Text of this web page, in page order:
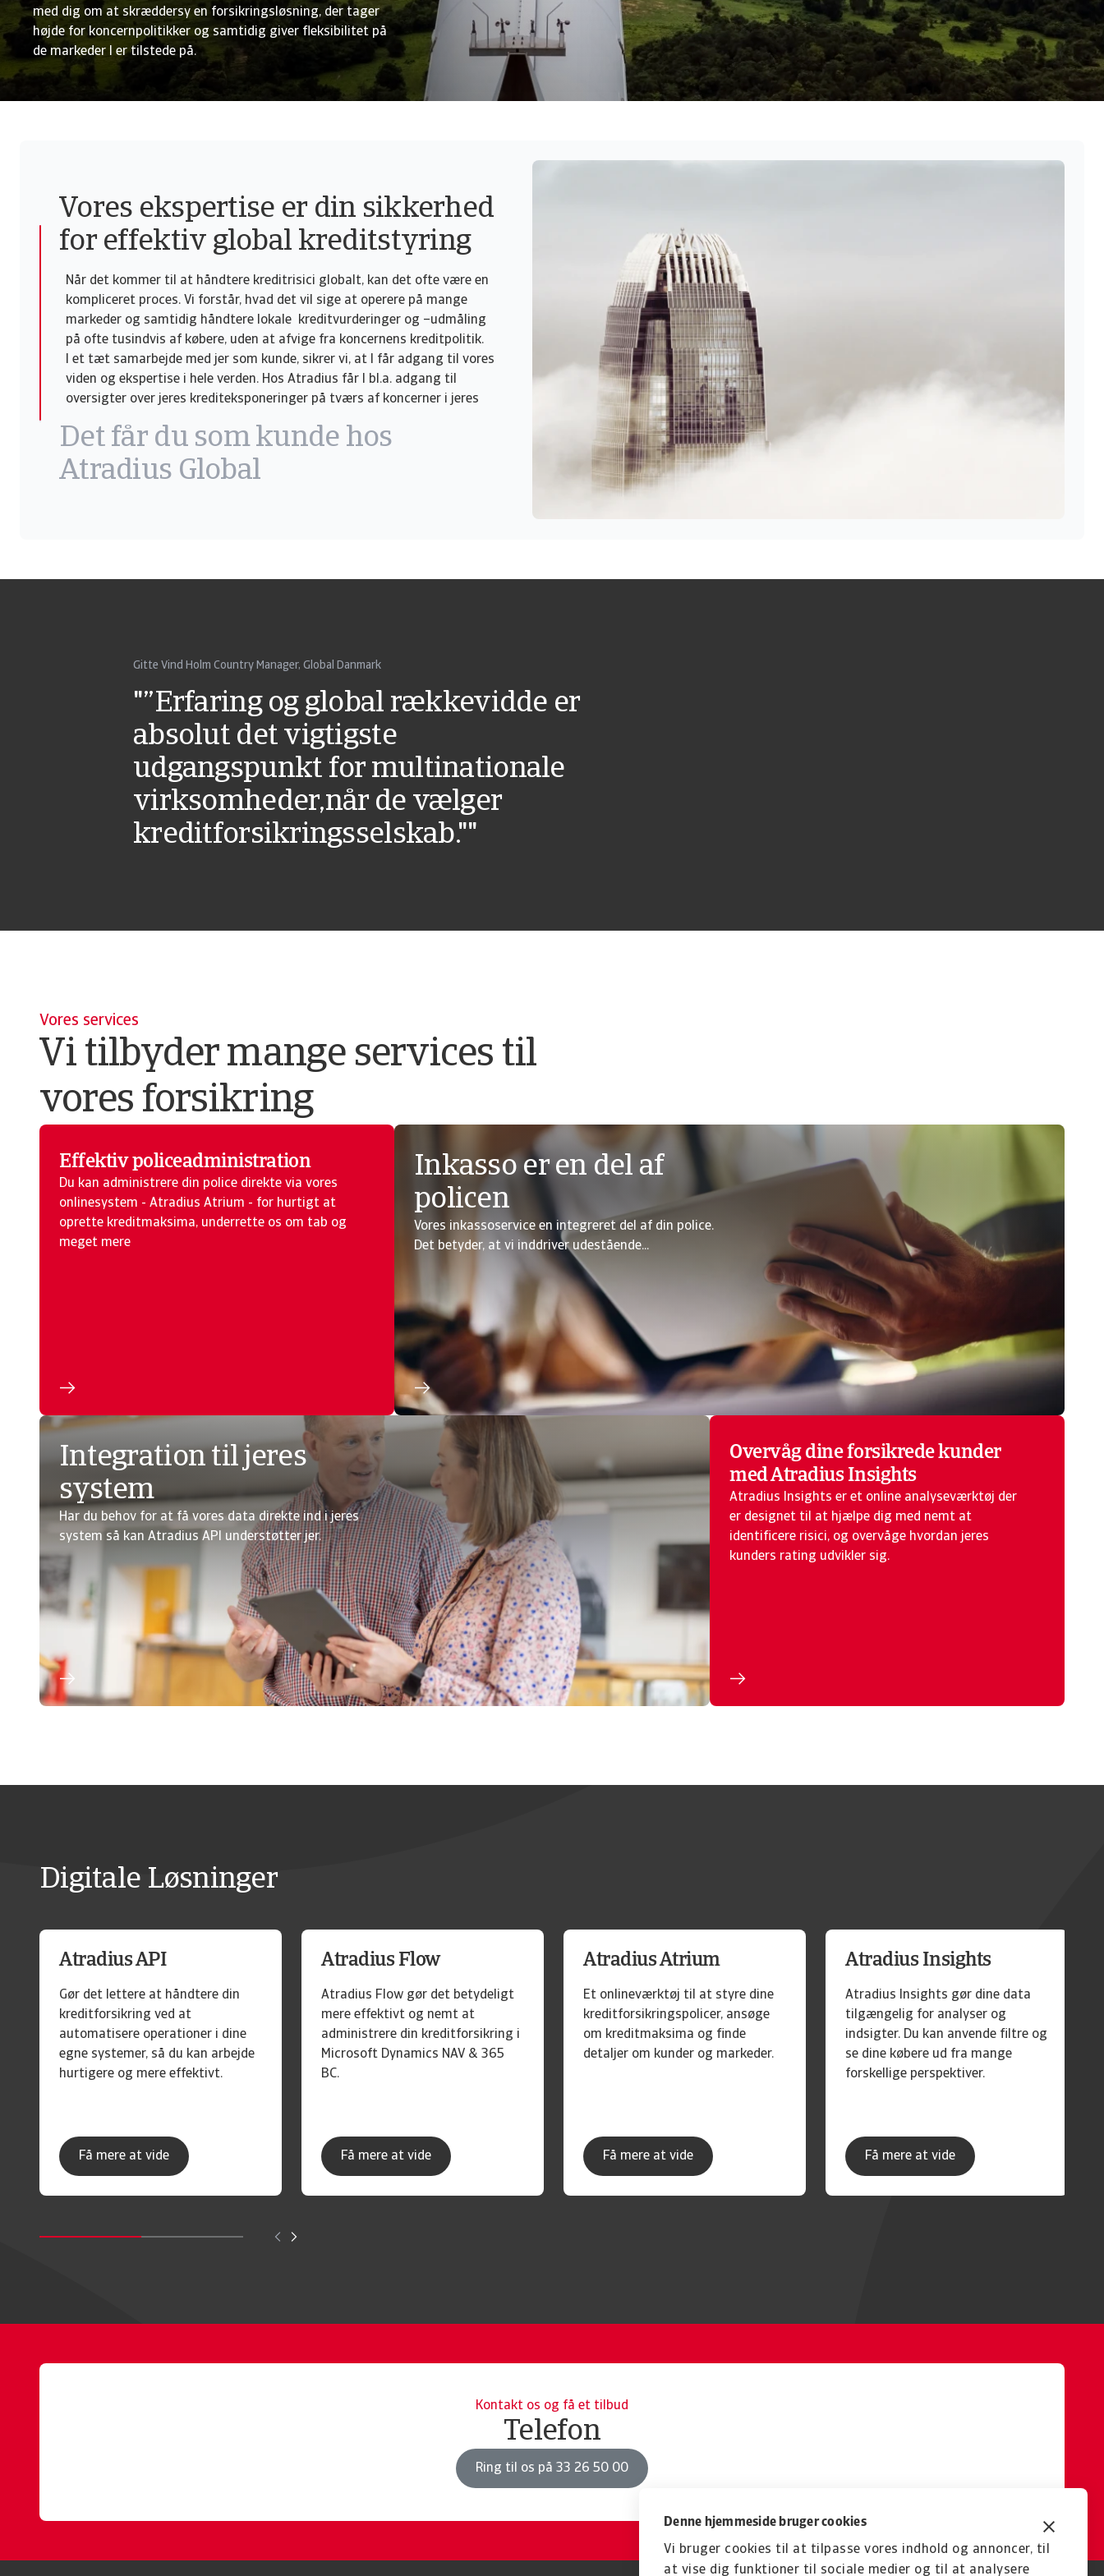
Denne hjemmeside bruger cookies
Vi bruger cookies til at tilpasse vores indhold og annoncer, til
at vise dig funktioner til sociale medier og til at analysere
med dig om at skræddersy en forsikringsløsning, der tager
højde for koncernpolitikker og samtidig giver fleksibilitet på
de markeder I er tilstede på.
Vores ekspertise er din sikkerhed
for effektiv global kreditstyring
Når det kommer til at håndtere kreditrisici globalt, kan det ofte være en
kompliceret proces. Vi forstår, hvad det vil sige at operere på mange
markeder og samtidig håndtere lokale kreditvurderinger og –udmåling
på ofte tusindvis af købere, uden at afvige fra koncernens kreditpolitik.
I et tæt samarbejde med jer som kunde, sikrer vi, at I får adgang til vores
viden og ekspertise i hele verden. Hos Atradius får I bl.a. adgang til
oversigter over jeres krediteksponeringer på tværs af koncerner i jeres
Det får du som kunde hos
Atradius Global
Gitte Vind Holm Country Manager, Global Danmark
"”Erfaring og global rækkevidde er
absolut det vigtigste
udgangspunkt for multinationale
virksomheder,når de vælger
kreditforsikringsselskab.""
Vores services
Vi tilbyder mange services til
vores forsikring
Effektiv policeadministration
Du kan administrere din police direkte via vores
onlinesystem - Atradius Atrium - for hurtigt at
oprette kreditmaksima, underrette os om tab og
meget mere
Inkasso er en del af
policen
Vores inkassoservice en integreret del af din police.
Det betyder, at vi inddriver udestående...
Integration til jeres
system
Har du behov for at få vores data direkte ind i jeres
system så kan Atradius API understøtter jer.
Overvåg dine forsikrede kunder
med Atradius Insights
Atradius Insights er et online analyseværktøj der
er designet til at hjælpe dig med nemt at
identificere risici, og overvåge hvordan jeres
kunders rating udvikler sig.
Digitale Løsninger
Atradius API
Gør det lettere at håndtere din
kreditforsikring ved at
automatisere operationer i dine
egne systemer, så du kan arbejde
hurtigere og mere effektivt.
Få mere at vide
Atradius Flow
Atradius Flow gør det betydeligt
mere effektivt og nemt at
administrere din kreditforsikring i
Microsoft Dynamics NAV & 365
BC.
Få mere at vide
Atradius Atrium
Et onlineværktøj til at styre dine
kreditforsikringspolicer, ansøge
om kreditmaksima og finde
detaljer om kunder og markeder.
Få mere at vide
Atradius Insights
Atradius Insights gør dine data
tilgængelig for analyser og
indsigter. Du kan anvende filtre og
se dine købere ud fra mange
forskellige perspektiver.
Få mere at vide
Kontakt os og få et tilbud
Telefon
Ring til os på 33 26 50 00